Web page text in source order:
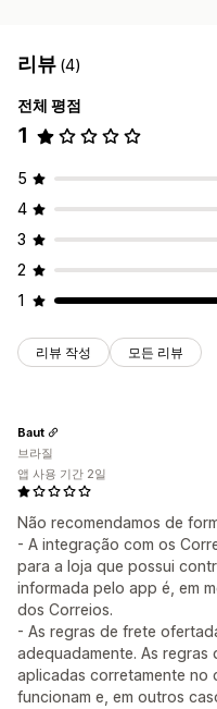
리뷰 (4)
전체 평점
1
5
4
3
2
1
리뷰 작성 모든 리뷰
Não recomendamos de
- A integração com os
para a loja que possui
informada pelo app é, em
dos Correios.
- As regras de frete
adequadamente. As
aplicadas corretamente no
funcionam e, em outros
Baut
브라질
앱 사용 기간 2일